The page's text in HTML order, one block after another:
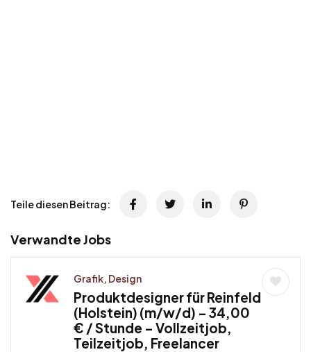
Teile diesen Beitrag:
Verwandte Jobs
Grafik, Design
Produktdesigner für Reinfeld
(Holstein) (m/w/d) – 34,00
€ / Stunde – Vollzeitjob,
Teilzeitjob, Freelancer